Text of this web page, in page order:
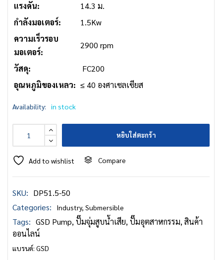
แรงดัน:
14.3 ม.
กำลังมอเตอร์:
1.5Kw
ความเร็วรอบ
มอเตอร์:
2900 rpm
วัสดุ:
FC200
อุณหภูมิของเหลว: ≤ 40 องศาเซลเซียส
Availability: in stock
หยิบใส่ตะกร้า
Add to wishlist Compare
SKU: DP51.5-50
Categories:
Industry, Submersible
Tags: GSD Pump,ปั๊มจุ่มสูบน้ำเสีย,ปั๊มอุตสาหกรรม,สินค้า
ออนไลน์
แบรนด์: GSD